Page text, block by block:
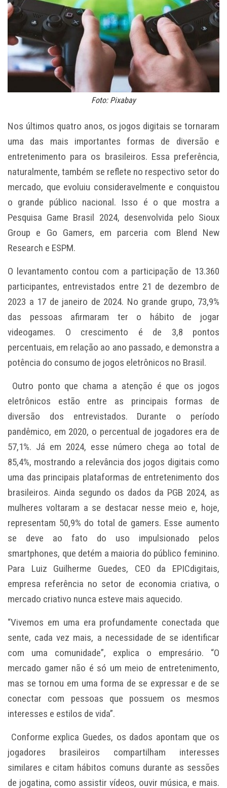
Foto: Pixabay
Nos últimos quatro anos, os jogos digitais se tornaram
uma das mais importantes formas de diversão e
entretenimento para os brasileiros. Essa preferência,
naturalmente, também se reflete no respectivo setor do
mercado, que evoluiu consideravelmente e conquistou
o grande público nacional. Isso é o que mostra a
Pesquisa Game Brasil 2024, desenvolvida pelo Sioux
Group e Go Gamers, em parceria com Blend New
Research e ESPM.
O levantamento contou com a participação de 13.360
participantes, entrevistados entre 21 de dezembro de
2023 a 17 de janeiro de 2024. No grande grupo, 73,9%
das pessoas afirmaram ter o hábito de jogar
videogames. O crescimento é de 3,8 pontos
percentuais, em relação ao ano passado, e demonstra a
potência do consumo de jogos eletrônicos no Brasil.
Outro ponto que chama a atenção é que os jogos
eletrônicos estão entre as principais formas de
diversão dos entrevistados. Durante o período
pandêmico, em 2020, o percentual de jogadores era de
57,1%. Já em 2024, esse número chega ao total de
85,4%, mostrando a relevância dos jogos digitais como
uma das principais plataformas de entretenimento dos
brasileiros. Ainda segundo os dados da PGB 2024, as
mulheres voltaram a se destacar nesse meio e, hoje,
representam 50,9% do total de gamers. Esse aumento
se deve ao fato do uso impulsionado pelos
smartphones, que detém a maioria do público feminino.
Para Luiz Guilherme Guedes, CEO da EPICdigitais,
empresa referência no setor de economia criativa, o
mercado criativo nunca esteve mais aquecido.
“Vivemos em uma era profundamente conectada que
sente, cada vez mais, a necessidade de se identificar
com uma comunidade”, explica o empresário. “O
mercado gamer não é só um meio de entretenimento,
mas se tornou em uma forma de se expressar e de se
conectar com pessoas que possuem os mesmos
interesses e estilos de vida”.
Conforme explica Guedes, os dados apontam que os
jogadores brasileiros compartilham interesses
similares e citam hábitos comuns durante as sessões
de jogatina, como assistir vídeos, ouvir música, e mais.